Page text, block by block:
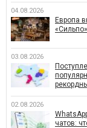
04.08.2026
Европа
03.08.2026
02.08.2026
чатов: